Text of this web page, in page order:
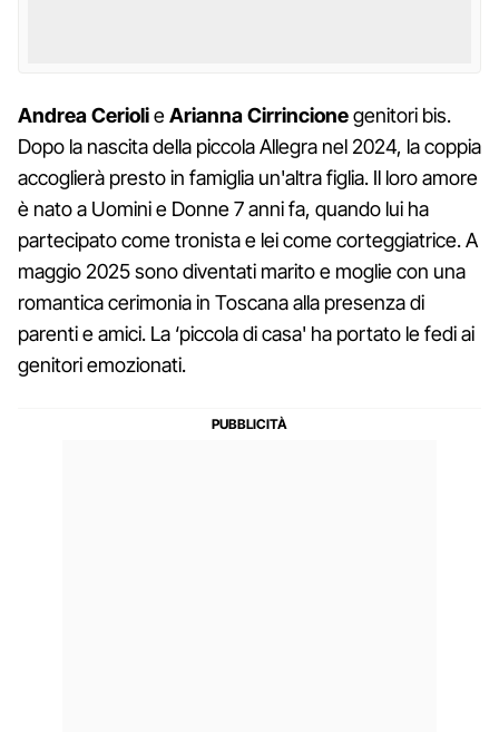
Andrea CeriolieArianna Cirrincionegenitori bis.
Dopo la nascita della piccola Allegra nel 2024, la coppia
accoglierà presto in famiglia un'altra figlia. Il loro amore
è nato a Uomini e Donne 7 anni fa, quando lui ha
partecipato come tronista e lei come corteggiatrice. A
maggio 2025 sono diventati marito e moglie con una
romantica cerimonia in Toscana alla presenza di
parenti e amici. La ‘piccola di casa' ha portato le fedi ai
genitori emozionati.